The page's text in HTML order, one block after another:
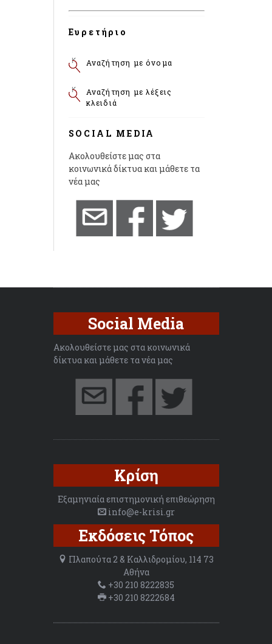
Ευρετήριο
Αναζήτηση με όνομα
Αναζήτηση με λέξεις
κλειδιά
SOCIAL MEDIA
Ακολουθείστε μας στα
κοινωνικά δίκτυα και μάθετε τα
νέα μας
Social Media
Ακολουθείστε μας στα κοινωνικά
δίκτυα και μάθετε τα νέα μας
Κρίση
Εξαμηνιαία επιστημονική επιθεώρηση
info@e-krisi.gr
Εκδόσεις Τόπος
Πλαπούτα 2 & Καλλιδρομίου, 114 73
Αθήνα
+30 210 8222835
+30 210 8222684